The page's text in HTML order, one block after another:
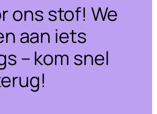
ons stof! We
aan iets
– kom snel